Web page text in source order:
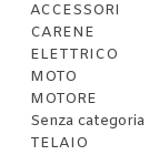
ACCESSORI
CARENE
ELETTRICO
MOTO
MOTORE
Senza categoria
TELAIO